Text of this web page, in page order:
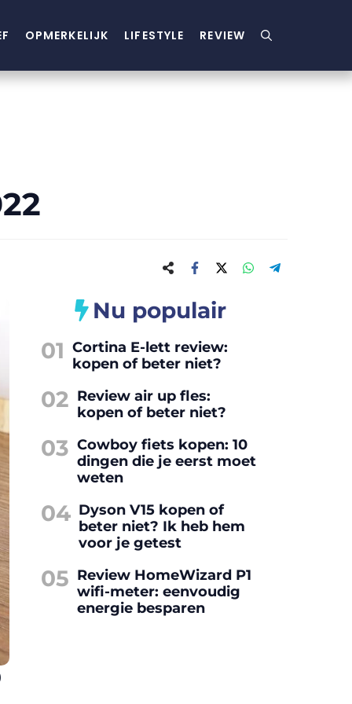
OPMERKELIJK LIFESTYLE REVIEW
Nu populair
01 Cortina E-lett review:
kopen of beter niet?
02 Review air up fles:
kopen of beter niet?
03 Cowboy fiets kopen: 10
dingen die je eerst moet
weten
04 Dyson V15 kopen of
beter niet? Ik heb hem
voor je getest
05 Review HomeWizard P1
wifi-meter: eenvoudig
energie besparen